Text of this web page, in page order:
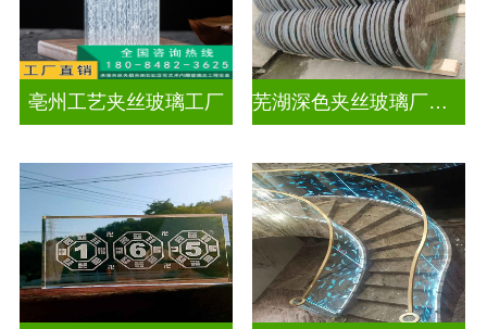
亳州工艺夹丝玻璃工厂 芜湖深色夹丝玻璃厂家电话